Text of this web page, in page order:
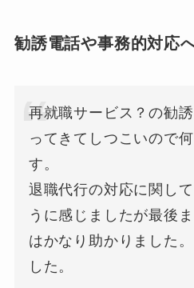
勧誘電話や事務的対応
再就職サービス？の勧
ってきてしつこいので
す。
退職代行の対応に関し
うに感じましたが最後
はかなり助かりました
した。